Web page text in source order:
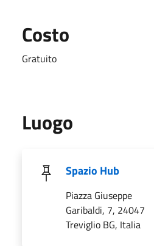
Costo
Gratuito
Luogo
Spazio Hub
Piazza Giuseppe
Garibaldi, 7, 24047
Treviglio BG, Italia